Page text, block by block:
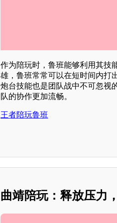
作为陪玩时，鲁班能够利用其技
雄，鲁班常常可以在短时间内打
炮台技能也是团队战中不可忽视
队的协作更加流畅。
王者陪玩鲁班
曲靖陪玩：释放压力